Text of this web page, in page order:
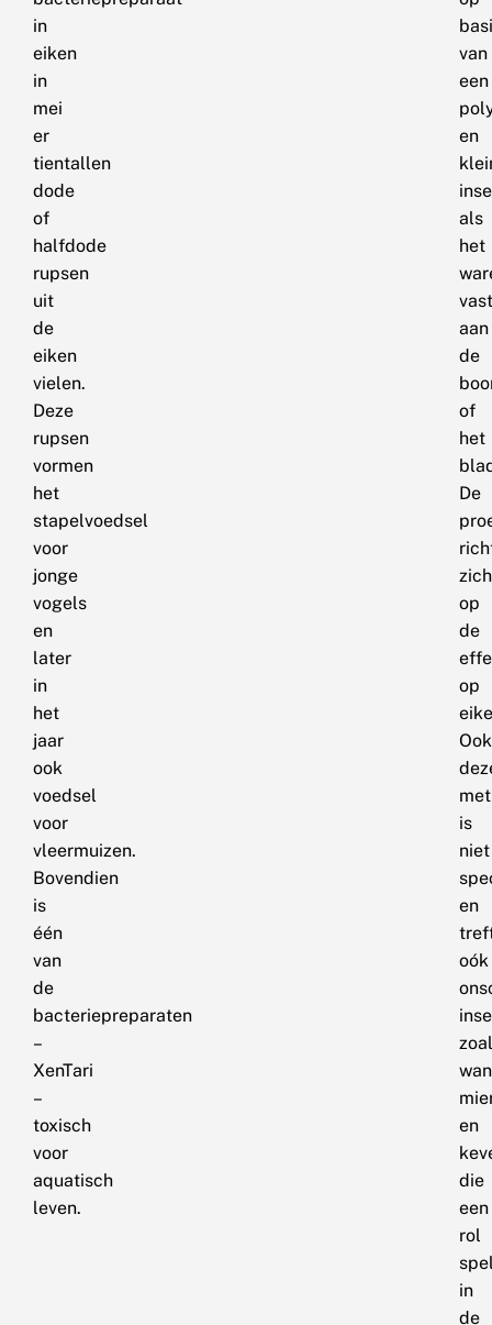
in
eiken
in
mei
er
tientallen
dode
of
halfdode
rupsen
uit
de
eiken
vielen.
Deze
rupsen
vormen
het
stapelvoedsel
voor
jonge
vogels
en
later
in
het
jaar
ook
voedsel
voor
vleermuizen.
Bovendien
is
één
van
de
bacteriepreparaten
–
XenTari
–
toxisch
voor
aquatisch
leven.
van
een
en
als
het
aan
de
of
het
De
zich
op
de
op
Ook
is
niet
en
oók
en
die
een
rol
in
de